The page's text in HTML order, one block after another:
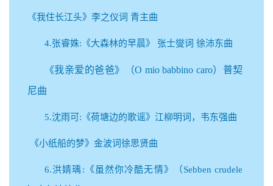
《我住长江头》李之仪词 青主曲
4.张睿姝:《大森林的早晨》 张士燮词 徐沛东曲
《我亲爱的爸爸》（O mio babbino caro）普契
尼曲
5.沈雨可:《荷塘边的歌谣》江柳明词，韦东强曲
《小纸船的梦》金波词徐思贤曲
6.洪婧瑀:《虽然你冷酷无情》（Sebben crudele